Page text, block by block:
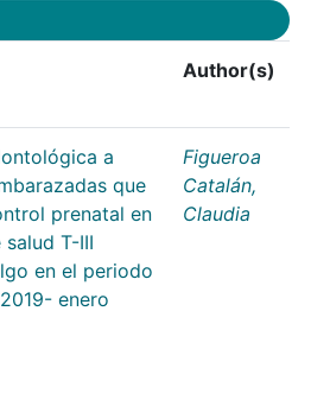
Author(s)
a
que
prenatal en
T-III
en el periodo
enero
Figueroa
Catalán,
Claudia